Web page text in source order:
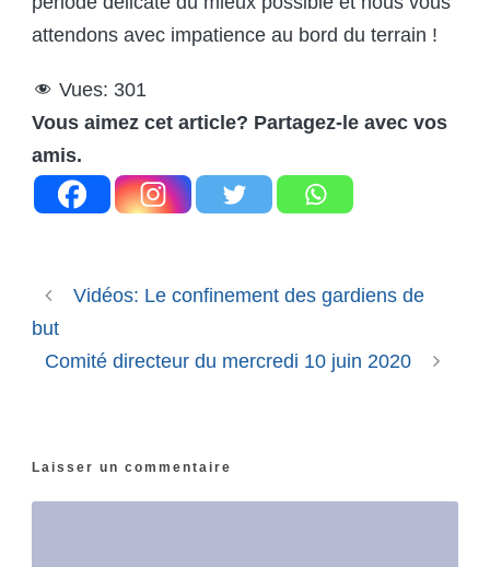
attendons avec impatience au bord du terrain !
Vues: 301
Vous aimez cet article? Partagez-le avec vos
amis.
Vidéos: Le confinement des gardiens de
but
Comité directeur du mercredi 10 juin 2020
Laisser un commentaire